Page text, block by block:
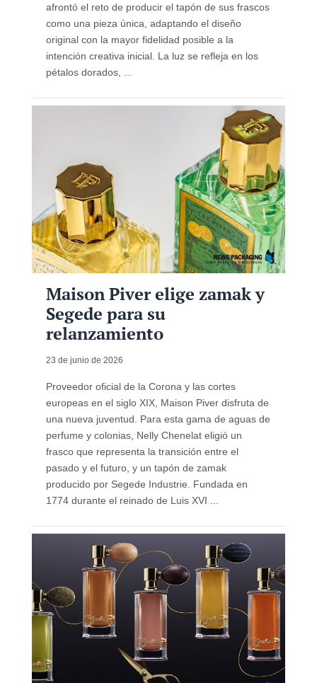
afrontó el reto de producir el tapón de sus frascos
como una pieza única, adaptando el diseño
original con la mayor fidelidad posible a la
intención creativa inicial. La luz se refleja en los
pétalos dorados, ...
Maison Piver elige zamak y
Segede para su
relanzamiento
23 de junio de 2026
Proveedor oficial de la Corona y las cortes
europeas en el siglo XIX, Maison Piver disfruta de
una nueva juventud. Para esta gama de aguas de
perfume y colonias, Nelly Chenelat eligió un
frasco que representa la transición entre el
pasado y el futuro, y un tapón de zamak
producido por Segede Industrie. Fundada en
1774 durante el reinado de Luis XVI ...